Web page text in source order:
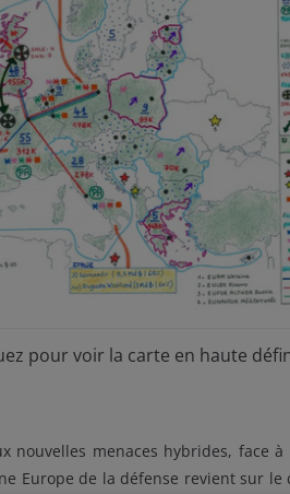
pour voir la carte en haute
nouvelles menaces hybrides, face
Europe de la défense revient sur le